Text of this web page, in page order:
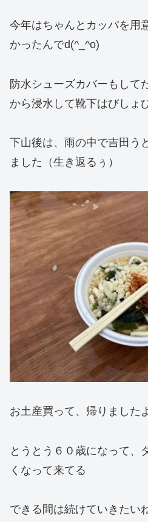
今年はちゃんとカッパを用
かったんでd(^_^o)
防水シューズカバーもして
から浸水して靴下はびしょ
下山後は、雨の中で吉田う
ました（生き返るぅ）
お土産買って、帰りました
とうとう６０歳になって、
くなって来てる
できる間は続けていきたい